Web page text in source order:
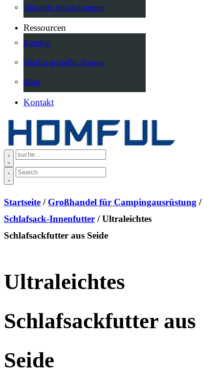
Aktuelle Ausstellungen
Ressourcen
Katalog
Häufig gestellte Fragen
Blog
Kontakt
Startseite / Großhandel für Campingausrüstung /
Schlafsack-Innenfutter / Ultraleichtes
Schlafsackfutter aus Seide
Ultraleichtes
Schlafsackfutter aus
Seide